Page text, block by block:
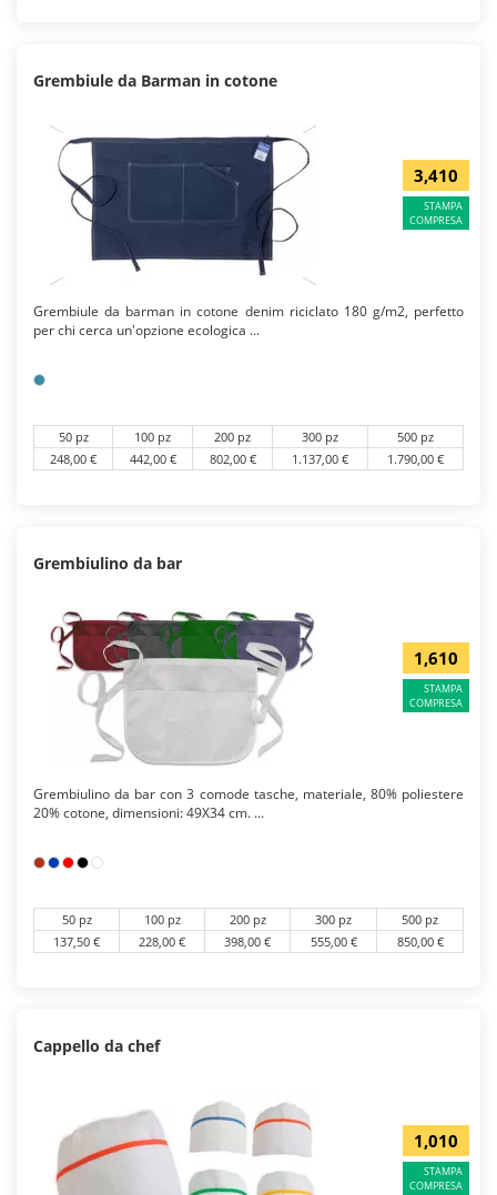
Grembiule da Barman in cotone
3,410
STAMPA
COMPRESA
Grembiule da barman in cotone denim riciclato 180 g/m2, perfetto
per chi cerca un'opzione ecologica ...
50 pz 100 pz 200 pz 300 pz
500 pz
248,00 €
442,00 € 802,00 € 1.137,00 € 1.790,00 €
Grembiulino da bar
1,610
STAMPA
COMPRESA
Grembiulino da bar con 3 comode tasche, materiale, 80% poliestere
20% cotone, dimensioni: 49X34 cm. ...
50 pz 100 pz 200 pz 300 pz
500 pz
137,50 €
228,00 € 398,00 € 555,00 € 850,00 €
Cappello da chef
1,010
STAMPA
COMPRESA